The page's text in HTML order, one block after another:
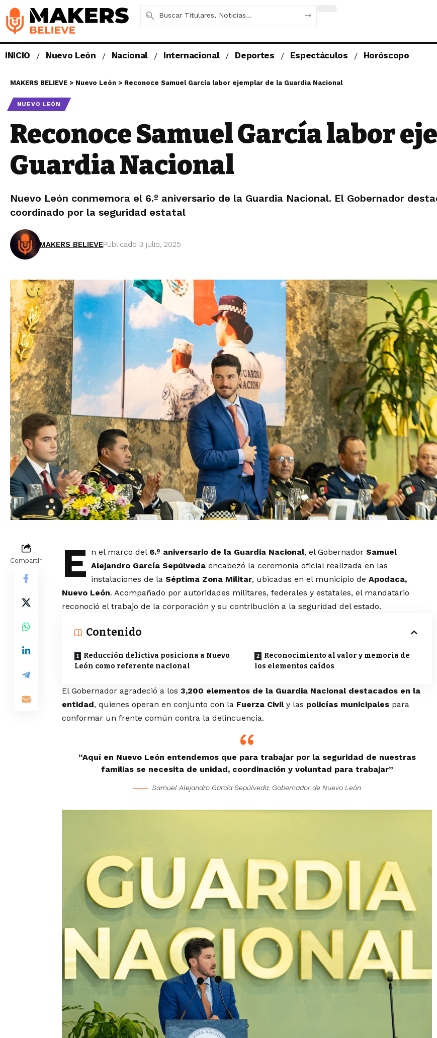
INICIO Nuevo León Nacional Internacional Deportes Espectáculos Horóscopo
MAKERS BELIEVE > Nuevo León > Reconoce Samuel García labor ejemplar de la Guardia Nacional
NUEVO LEÓN
Reconoce Samuel García labor
Guardia Nacional
Nuevo León conmemora el 6.º aniversario de la Guardia Nacional. El Gobernador
coordinado por la seguridad estatal
MAKERS BELIEVEPublicado 3 julio, 2025
Compartir E n el marco del 6.º aniversario de la Guardia Nacional, el Gobernador Samuel
Alejandro García Sepúlveda encabezó la ceremonia oficial realizada en las
instalaciones de la Séptima Zona Militar, ubicadas en el municipio de Apodaca,
Nuevo León. Acompañado por autoridades militares, federales y estatales, el mandatario
reconoció el trabajo de la corporación y su contribución a la seguridad del estado.
Contenido
Reducción delictiva posiciona a Nuevo
León como referente nacional
Reconocimiento al valor y memoria de
los elementos caídos
El Gobernador agradeció a los 3,200 elementos de la Guardia Nacional destacados en la
entidad, quienes operan en conjunto con la Fuerza Civily las policías municipales para
conformar un frente común contra la delincuencia.
“Aquí en Nuevo León entendemos que para trabajar por la seguridad de nuestras
familias se necesita de unidad, coordinación y voluntad para trabajar”
Samuel Alejandro García Sepúlveda, Gobernador de Nuevo León